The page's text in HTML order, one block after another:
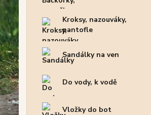
Kroksy, nazouváky,
pantofle
Sandálky na ven
Do vody, k vodě
Vložky do bot